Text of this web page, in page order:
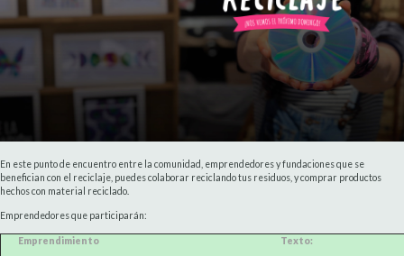
En este punto de encuentro entre la comunidad, emprendedores y fundaciones que se
benefician con el reciclaje, puedes colaborar reciclando tus residuos, y comprar productos
hechos con material reciclado.
Emprendedores que participarán:
Emprendimiento Texto: